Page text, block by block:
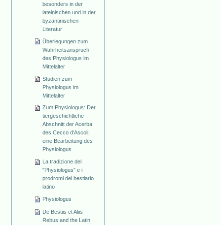
besonders in der
lateinischen und in der
byzantinischen
Literatur
Überlegungen zum
Wahrheitsanspruch
des Physiologus im
Mittelalter
Studien zum
Physiologus im
Mittelalter
Zum Physiologus: Der
tiergeschichtliche
Abschnitt der Acerba
des Cecco d'Ascoli,
eine Bearbeitung des
Physiologus
La tradizione del
"Physiologus" e i
prodromi del bestiario
latino
Physiologus
De Bestiis et Aliis
Rebus and the Latin